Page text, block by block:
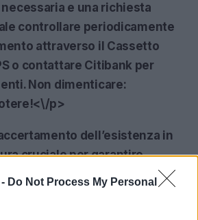
Do Not Process My Personal
e una richiesta
controllare periodicamente
attraverso il Cassetto
o contattare Citibank per
Non dimenticare:
p>
dell’esistenza in
cruciale per garantire
pensionistico. Con una
e un processo ben